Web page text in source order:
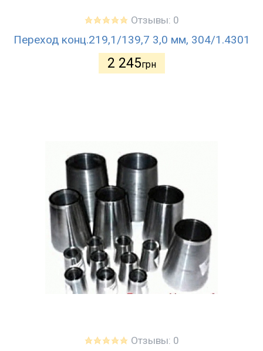
Отзывы: 0
Переход конц.219,1/139,7 3,0 мм, 304/1.4301
2 245грн
Отзывы: 0